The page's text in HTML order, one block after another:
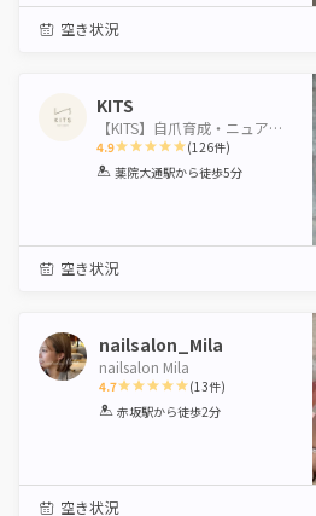
空き状況
KITS
【KITS】自爪育成・ニュアンス専門/パラジェル/フィルイン
4.9
1 2 3 4 5
(126件)
薬院大通駅から徒歩5分
空き状況
nailsalon_Mila
nailsalon Mila
4.7
1 2 3 4 5
(13件)
赤坂駅から徒歩2分
空き状況